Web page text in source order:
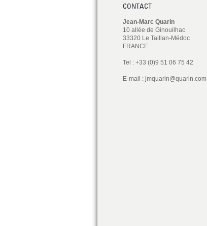
CONTACT
Jean-Marc Quarin
10 allée de Ginouilhac
33320 Le Taillan-Médoc
FRANCE
Tel : +33 (0)9 51 06 75 42
E-mail : jmquarin@quarin.com